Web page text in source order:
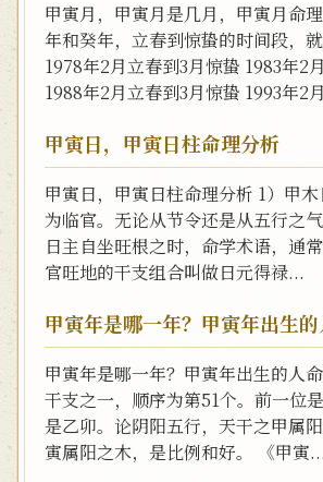
甲寅月，甲寅月是几月，甲寅月命
年和癸年，立春到惊蛰的时间段，就
1978年2月立春到3月惊蛰 1983年2
1988年2月立春到3月惊蛰 1993年2
甲寅日，甲寅日柱命理分析
甲寅日，甲寅日柱命理分析 1）甲木
为临官。无论从节令还是从五行之
日主自坐旺根之时，命学术语，通
官旺地的干支组合叫做日元得禄...
甲寅年是哪一年？甲寅年出生的
甲寅年是哪一年？甲寅年出生的人
干支之一，顺序为第51个。前一位
是乙卯。论阴阳五行，天干之甲属
寅属阳之木，是比例和好。 《甲寅...